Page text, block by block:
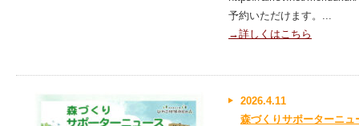
予約いただけます。...
→詳しくはこちら
2026.4.11
森づくりサポーターニ